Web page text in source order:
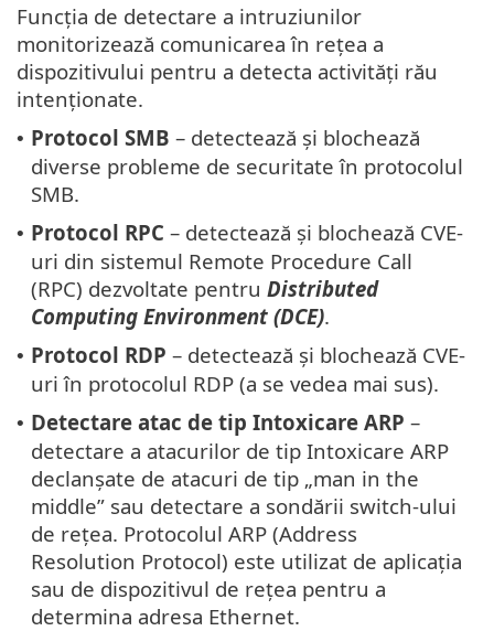
Funcția de detectare a intruziunilor
monitorizează comunicarea în rețea a
dispozitivului pentru a detecta activități rău
intenționate.
• Protocol SMB – detectează și blochează
diverse probleme de securitate în protocolul
SMB.
• Protocol RPC – detectează și blochează CVE-
uri din sistemul Remote Procedure Call
(RPC) dezvoltate pentru Distributed
Computing Environment (DCE).
• Protocol RDP – detectează și blochează CVE-
uri în protocolul RDP (a se vedea mai sus).
• Detectare atac de tip Intoxicare ARP –
detectare a atacurilor de tip Intoxicare ARP
declanșate de atacuri de tip „man in the
middle” sau detectare a sondării switch-ului
de rețea. Protocolul ARP (Address
Resolution Protocol) este utilizat de aplicația
sau de dispozitivul de rețea pentru a
determina adresa Ethernet.